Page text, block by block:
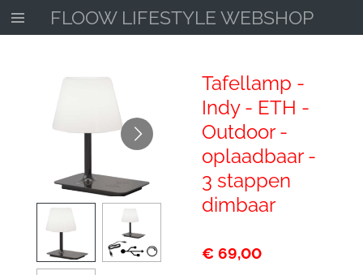
Ga
direct
FLOOW LIFESTYLE WEBSHOP
Tafellamp -
Indy - ETH -
Outdoor -
oplaadbaar -
3 stappen
dimbaar
€ 69,00